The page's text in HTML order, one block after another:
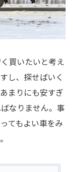
買いたいと考え
し、探せばいく
まりにも安すぎ
なりません。事
てもよい車をみ